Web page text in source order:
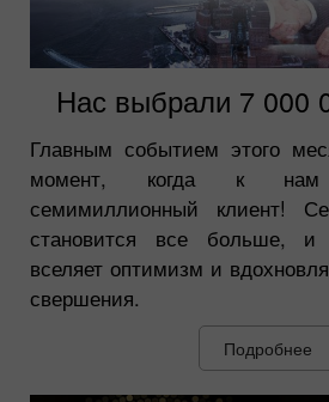
Нас выбрали 7 000
Главным событием этого
момент, когда к нам
семимиллионный клиент!
становится все больше, и
вселяет оптимизм и
свершения.
Подробнее